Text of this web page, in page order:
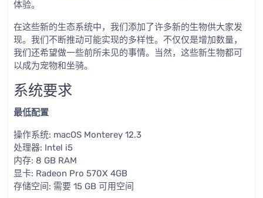
体验。
在这些新的生态系统中，我们添加了许多新的生物供大家发
现。我们不断推动可能实现的多样性。不仅仅是增加数量，
我们还希望做一些前所未见的事情。当然，这些新生物都可
以成为宠物和坐骑。
系统要求
最低配置
操作系统: macOS Monterey 12.3
处理器: Intel i5
内存: 8 GB RAM
显卡: Radeon Pro 570X 4GB
存储空间: 需要 15 GB 可用空间